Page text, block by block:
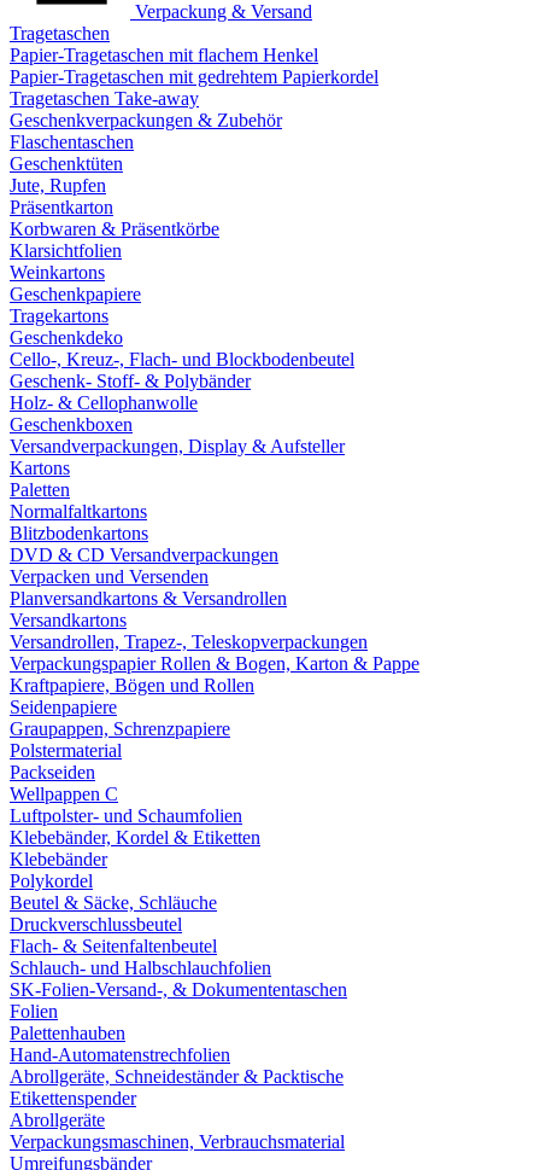
Verpackung & Versand
Tragetaschen
Papier-Tragetaschen mit flachem Henkel
Papier-Tragetaschen mit gedrehtem Papierkordel
Tragetaschen Take-away
Geschenkverpackungen & Zubehör
Flaschentaschen
Geschenktüten
Jute, Rupfen
Präsentkarton
Korbwaren & Präsentkörbe
Klarsichtfolien
Weinkartons
Geschenkpapiere
Tragekartons
Geschenkdeko
Cello-, Kreuz-, Flach- und Blockbodenbeutel
Geschenk- Stoff- & Polybänder
Holz- & Cellophanwolle
Geschenkboxen
Versandverpackungen, Display & Aufsteller
Kartons
Paletten
Normalfaltkartons
Blitzbodenkartons
DVD & CD Versandverpackungen
Verpacken und Versenden
Planversandkartons & Versandrollen
Versandkartons
Versandrollen, Trapez-, Teleskopverpackungen
Verpackungspapier Rollen & Bogen, Karton & Pappe
Kraftpapiere, Bögen und Rollen
Seidenpapiere
Graupappen, Schrenzpapiere
Polstermaterial
Packseiden
Wellpappen C
Luftpolster- und Schaumfolien
Klebebänder, Kordel & Etiketten
Klebebänder
Polykordel
Beutel & Säcke, Schläuche
Druckverschlussbeutel
Flach- & Seitenfaltenbeutel
Schlauch- und Halbschlauchfolien
SK-Folien-Versand-, & Dokumententaschen
Folien
Palettenhauben
Hand-Automatenstrechfolien
Abrollgeräte, Schneideständer & Packtische
Etikettenspender
Abrollgeräte
Verpackungsmaschinen, Verbrauchsmaterial
Umreifungsbänder